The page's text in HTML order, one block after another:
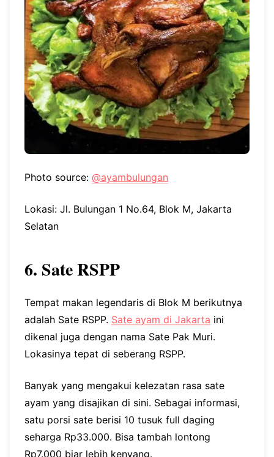
Photo source: @ayambulungan
Lokasi: Jl. Bulungan 1 No.64, Blok M, Jakarta
Selatan
6. Sate RSPP
Tempat makan legendaris di Blok M berikutnya
adalah Sate RSPP. Sate ayam di Jakarta ini
dikenal juga dengan nama Sate Pak Muri.
Lokasinya tepat di seberang RSPP.
Banyak yang mengakui kelezatan rasa sate
ayam yang disajikan di sini. Sebagai informasi,
satu porsi sate berisi 10 tusuk full daging
seharga Rp33.000. Bisa tambah lontong
Rp7.000 biar lebih kenyang.